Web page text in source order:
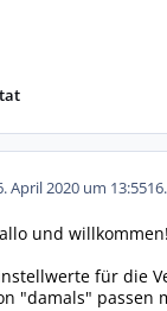
April 2020 um 13:55
und willkommen!
für die
"damals" passen